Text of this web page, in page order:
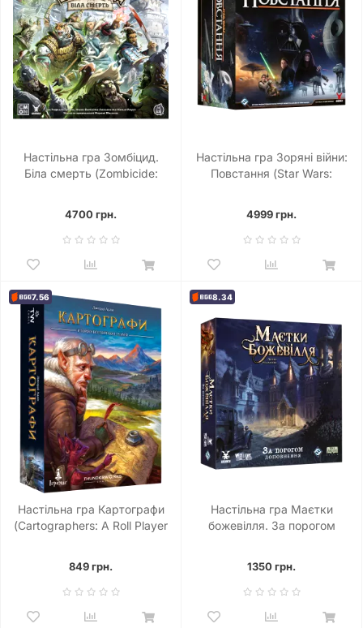
Настільна гра Зомбіцид.
Біла смерть (Zombicide:
4700 грн.
Настільна гра Зоряні війни:
Повстання (Star Wars:
4999 грн.
7.56
Настільна гра Картографи
(Cartographers: A Roll Player
849 грн.
8.34
Настільна гра Маєтки
божевілля. За порогом
1350 грн.